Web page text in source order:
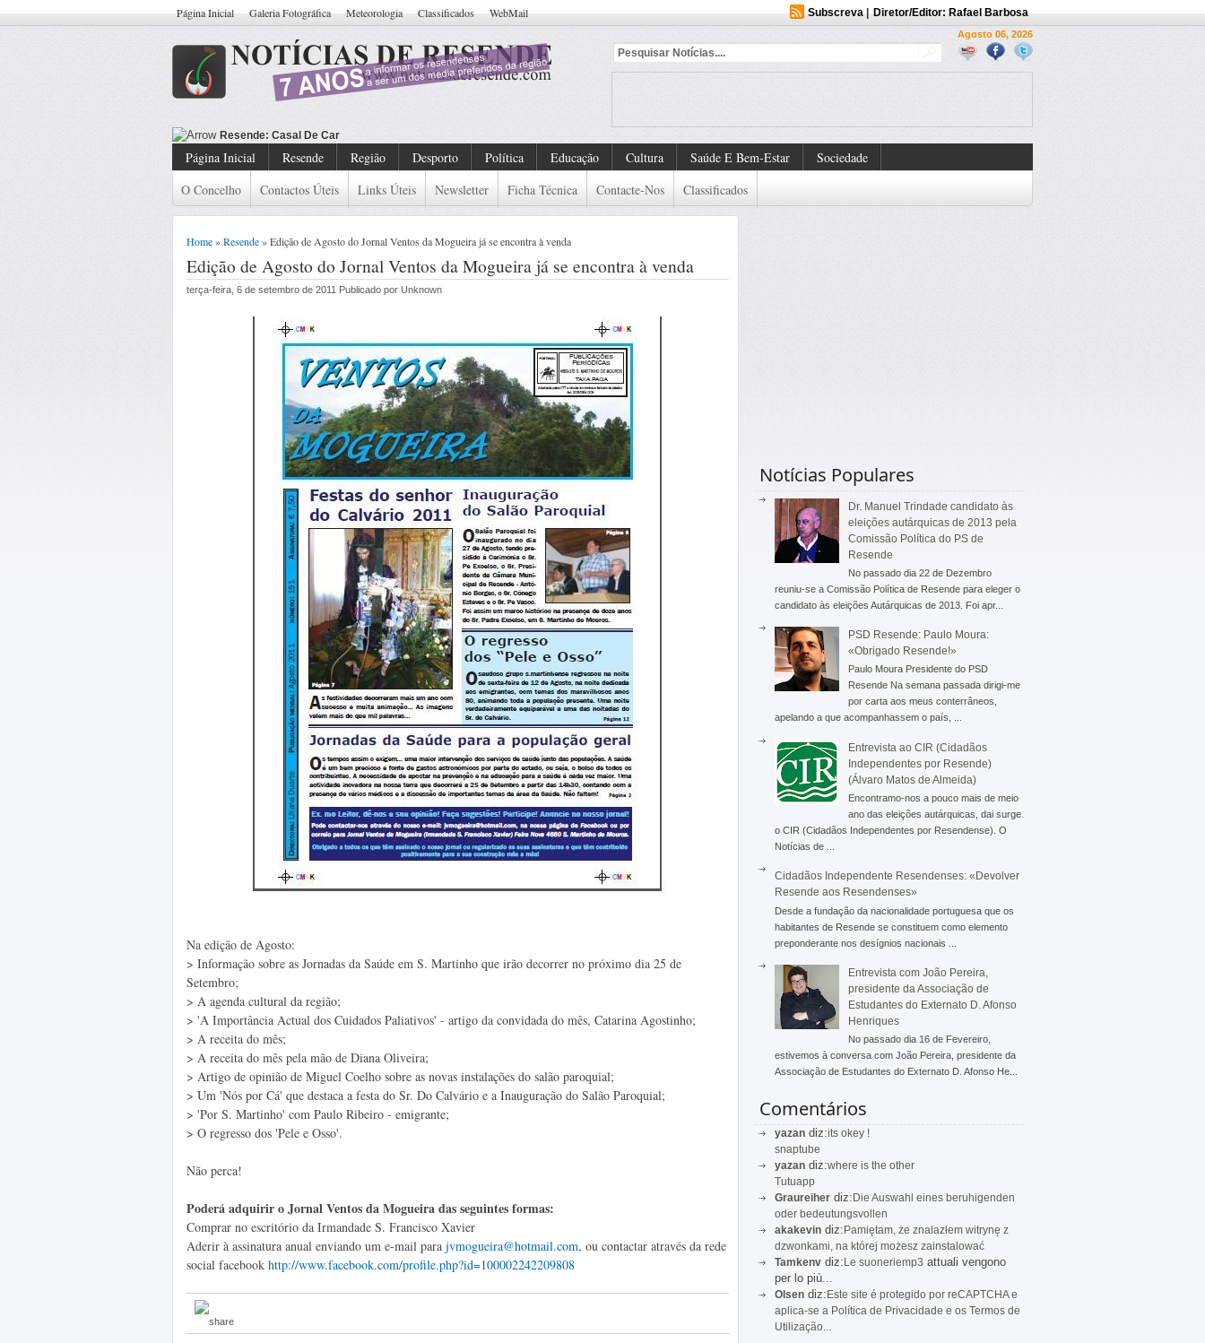
Página Inicial Galeria Fotográfica Meteorologia Classificados WebMail Subscreva| Diretor/Editor: Rafael Barbosa
Agosto 06, 2026
Resende: Casal De Carteiristas Identificado
Página Inicial Resende Região Desporto Política Educação Cultura Saúde E Bem-Estar
Sociedade
O Concelho
Contactos Úteis Links Úteis Newsletter Ficha Técnica Contacte-Nos Classificados
Home»Resende» Edição de Agosto do Jornal Ventos da Mogueira já se encontra à venda
Edição de Agosto do Jornal Ventos da Mogueira já se encontra à venda
terça-feira, 6 de setembro de 2011 Publicado por Unknown
Na edição de Agosto:
> Informação sobre as Jornadas da Saúde em S. Martinho que irão decorrer no próximo dia 25 de
Setembro;
> A agenda cultural da região;
> 'A Importância Actual dos Cuidados Paliativos' - artigo da convidada do mês, Catarina Agostinho;
> A receita do mês;
> A receita do mês pela mão de Diana Oliveira;
> Artigo de opinião de Miguel Coelho sobre as novas instalações do salão paroquial;
> Um 'Nós por Cá' que destaca a festa do Sr. Do Calvário e a Inauguração do Salão Paroquial;
> 'Por S. Martinho' com Paulo Ribeiro - emigrante;
> O regresso dos 'Pele e Osso'.
Não perca!
Poderá adquirir o Jornal Ventos da Mogueira das seguintes formas:
Comprar no escritório da Irmandade S. Francisco Xavier
Aderir à assinatura anual enviando um e-mail para jvmogueira@hotmail.com, ou contactar através da rede
social facebook http://www.facebook.com/profile.php?id=100002242209808
Notícias Populares
Dr. Manuel Trindade candidato às
eleições autárquicas de 2013 pela
Comissão Política do PS de
Resende
No passado dia 22 de Dezembro
reuniu-se a Comissão Política de Resende para eleger o
candidato às eleições Autárquicas de 2013. Foi apr...
PSD Resende: Paulo Moura:
«Obrigado Resende!»
Paulo Moura Presidente do PSD
Resende Na semana passada dirigi-me
por carta aos meus conterrâneos,
apelando a que acompanhassem o país, ...
Entrevista ao CIR (Cidadãos
Independentes por Resende)
(Álvaro Matos de Almeida)
Encontramo-nos a pouco mais de meio
ano das eleições autárquicas, dai surge
o CIR (Cidadãos Independentes por Resendense). O
Notícias de ...
Cidadãos Independente Resendenses: «Devolver
Resende aos Resendenses»
Desde a fundação da nacionalidade portuguesa que os
habitantes de Resende se constituem como elemento
preponderante nos desígnios nacionais ...
Entrevista com João Pereira,
presidente da Associação de
Estudantes do Externato D. Afonso
Henriques
No passado dia 16 de Fevereiro,
estivemos à conversa com João Pereira, presidente da
Associação de Estudantes do Externato D. Afonso He...
Comentários
yazan diz:its okey !
snaptube
yazan diz:where is the other
Tutuapp
Graureiher diz:Die Auswahl eines beruhigenden
oder bedeutungsvollen
akakevin diz:Pamiętam, że znalazłem witrynę z
dzwonkami, na której możesz zainstalować
Tamkenv diz:Le suoneriemp3 attuali vengono
per lo più...
Olsen diz:Este site é protegido por reCAPTCHA e
aplica-se a Política de Privacidade e os Termos de
Utilização...